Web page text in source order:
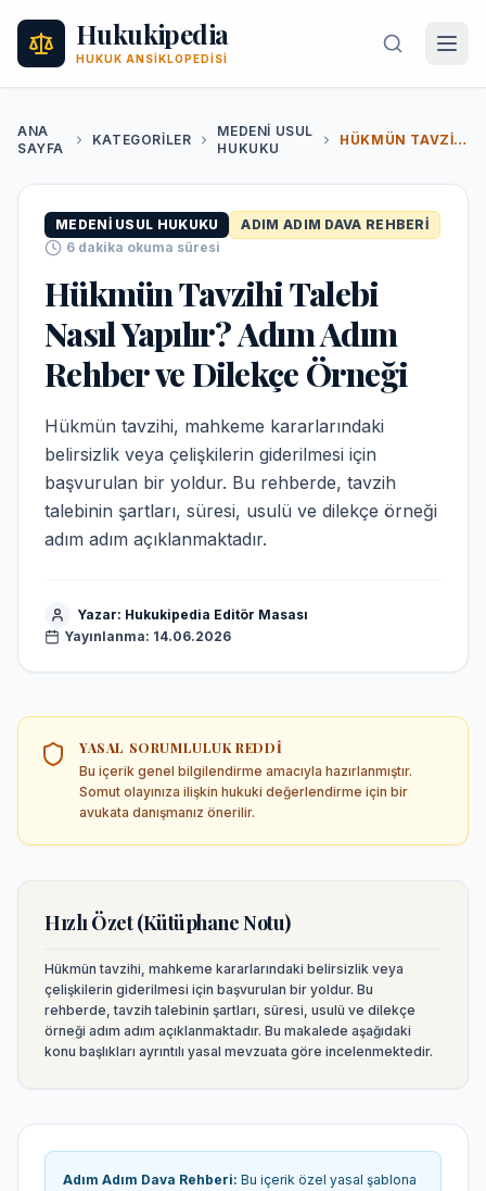
Hukukipedia
HUKUK ANSIKLOPEDISI
ANA
SAYFA
KATEGORILER
MEDENI USUL
HUKUKU
HÜKMÜN TAVZIHI TALEBI NASIL YAPILIR? ADIM ADIM REHBER VE DILEKÇE ÖRNEĞI
MEDENI USUL HUKUKU
ADIM ADIM DAVA REHBERI
6 dakika okuma süresi
Hükmün Tavzihi Talebi
Nasıl Yapılır? Adım Adım
Rehber ve Dilekçe Örneği
Hükmün tavzihi, mahkeme kararlarındaki
belirsizlik veya çelişkilerin giderilmesi için
başvurulan bir yoldur. Bu rehberde, tavzih
talebinin şartları, süresi, usulü ve dilekçe örneği
adım adım açıklanmaktadır.
Yazar: Hukukipedia Editör Masası
Yayınlanma: 14.06.2026
YASAL SORUMLULUK REDDI
Bu içerik genel bilgilendirme amacıyla hazırlanmıştır.
Somut olayınıza ilişkin hukuki değerlendirme için bir
avukata danışmanız önerilir.
Hızlı Özet (Kütüphane Notu)
Hükmün tavzihi, mahkeme kararlarındaki belirsizlik veya
çelişkilerin giderilmesi için başvurulan bir yoldur. Bu
rehberde, tavzih talebinin şartları, süresi, usulü ve dilekçe
örneği adım adım açıklanmaktadır. Bu makalede aşağıdaki
konu başlıkları ayrıntılı yasal mevzuata göre incelenmektedir.
Adım Adım Dava Rehberi: Bu içerik özel yasal şablona